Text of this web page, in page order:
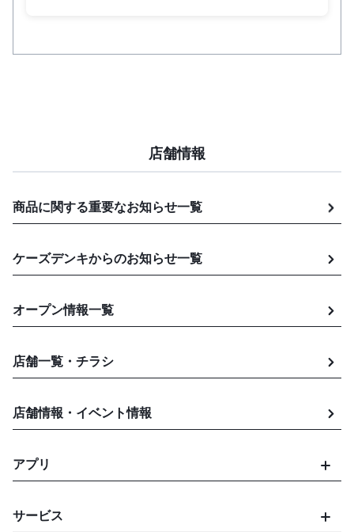
店舗情報
商品に関する重要なお知らせ一覧
ケーズデンキからのお知らせ一覧
オープン情報一覧
店舗一覧・チラシ
店舗情報・イベント情報
アプリ
サービス